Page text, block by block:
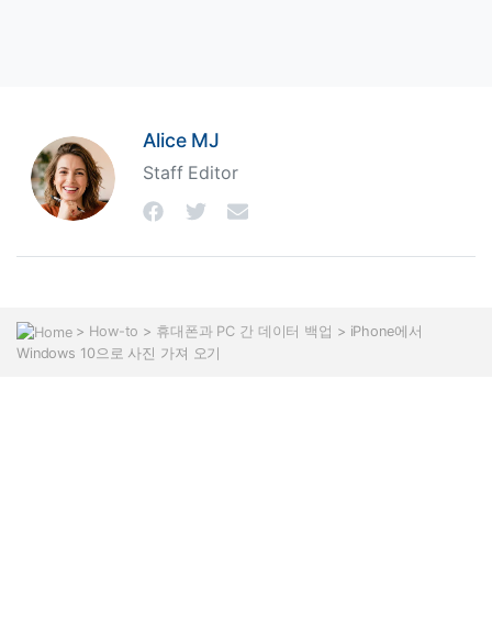
Alice MJ
Staff Editor
> How-to > 휴대폰과 PC 간 데이터 백업 > iPhone에서
Windows 10으로 사진 가져 오기